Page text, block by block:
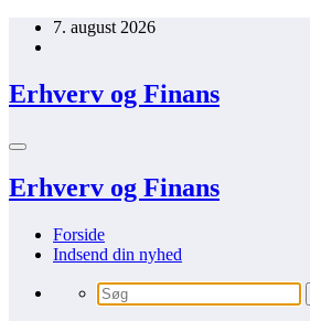
Videre 7. august 2026
Erhverv og Finans
Erhverv og Finans
Forside
Indsend din nyhed